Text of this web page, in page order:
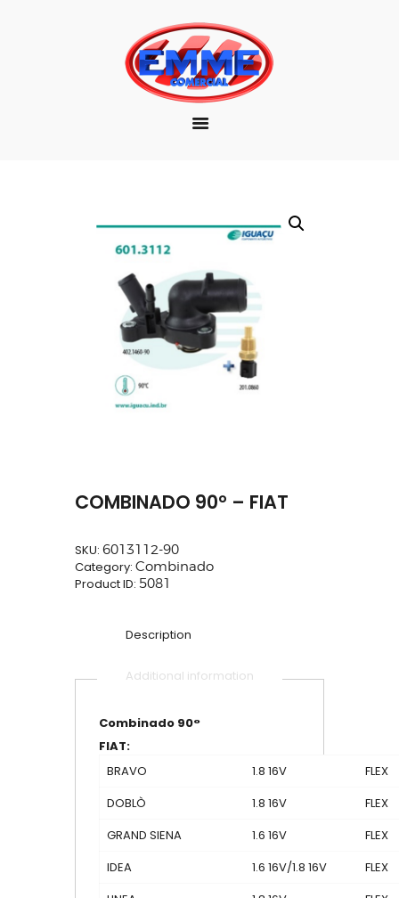
EMPRESA
MARCAS
PRODUTOS
COMBINADO 90° – FIAT
SKU: 6013112-90
Category: Combinado
Product ID: 5081
Description
Additional information
Combinado 90°
FIAT:
BRAVO
1.8 16V
FLEX
DOBLÒ
1.8 16V
FLEX
GRAND SIENA
1.6 16V
FLEX
IDEA
1.6 16V/1.8 16V
FLEX